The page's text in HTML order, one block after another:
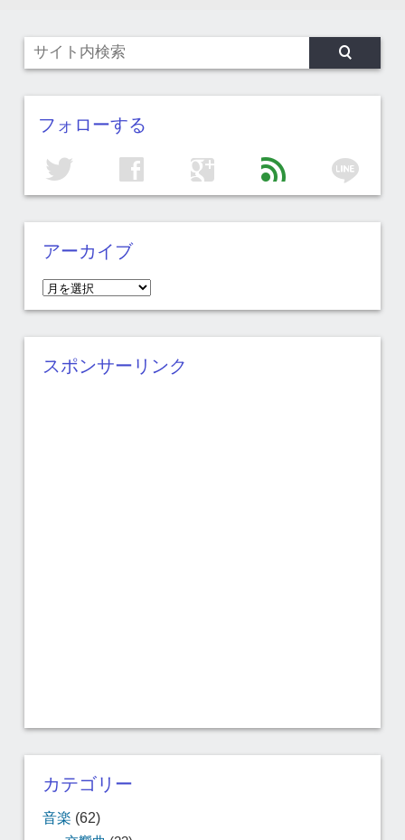
フォローする
twitter facebook google feed line
アーカイブ
ア
ー
カ
イ
スポンサーリンク
カテゴリー
音楽 (62)